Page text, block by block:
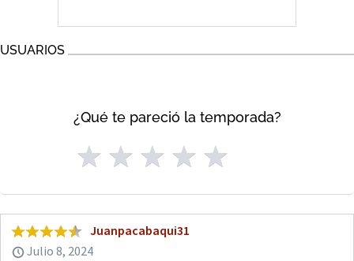
USUARIOS
¿Qué te pareció la temporada?
Juanpacabaqui31
Julio 8, 2024